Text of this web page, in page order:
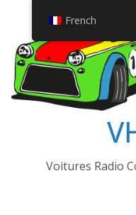
contenu
Voitures Radio
French